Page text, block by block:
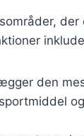
den